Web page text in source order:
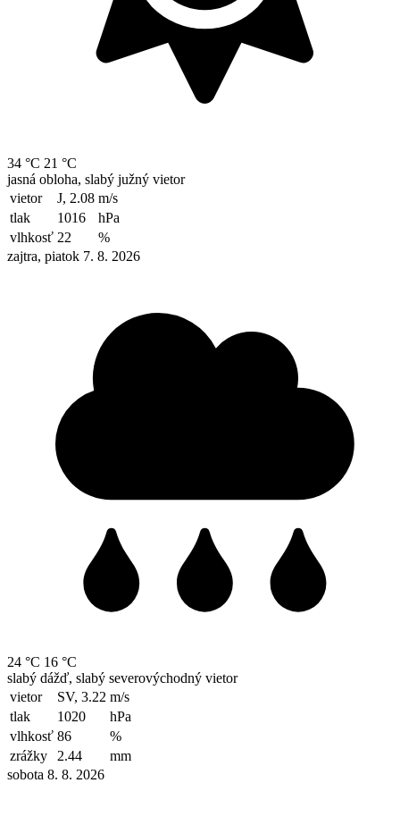
34 °C 21 °C
jasná obloha, slabý južný vietor
vietor
J, 2.08 m/s
tlak
1016
hPa
vlhkosť 22
%
zajtra, piatok 7. 8. 2026
24 °C 16 °C
slabý dážď, slabý severovýchodný vietor
vietor
SV, 3.22 m/s
tlak
1020
hPa
vlhkosť 86
%
zrážky
2.44
mm
sobota 8. 8. 2026